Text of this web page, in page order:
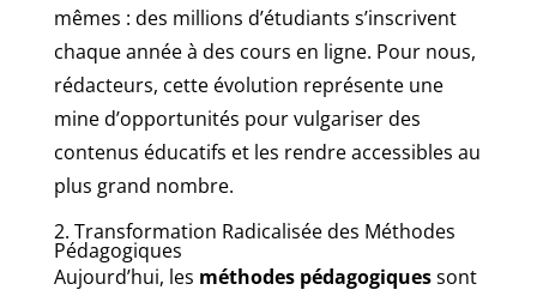
mêmes : des millions d’étudiants s’inscrivent
chaque année à des cours en ligne. Pour nous,
rédacteurs, cette évolution représente une
mine d’opportunités pour vulgariser des
contenus éducatifs et les rendre accessibles au
plus grand nombre.
2. Transformation Radicalisée des Méthodes
Pédagogiques
Aujourd’hui, les méthodes pédagogiquessont